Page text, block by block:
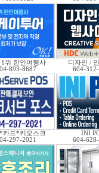
1위 한인여행사
893-8687
디자인 /
604-
카드*키오스크
297-2021
INI
604-